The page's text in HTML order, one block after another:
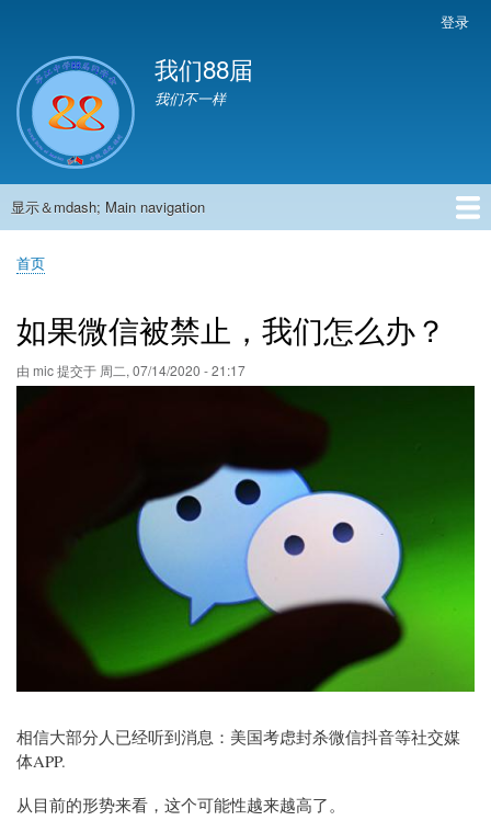
到
主
account
menu
登录
我们88届
我们不一样
Main
显示＆mdash; Main navigation
首页
881班动态
882班动态
883班动态
884班动态
56班动态
留言板
申请用户
面
屑
首页
如果微信被禁止，我们怎么办？
由 mic提交于 周二, 07/14/2020 - 21:17
相信大部分人已经听到消息：美国考虑封杀微信抖音等社交媒
体APP.
从目前的形势来看，这个可能性越来越高了。